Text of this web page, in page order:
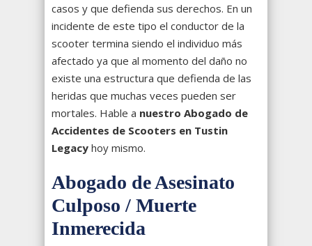
casos y que defienda sus derechos. En un
incidente de este tipo el conductor de la
scooter termina siendo el individuo más
afectado ya que al momento del daño no
existe una estructura que defienda de las
heridas que muchas veces pueden ser
mortales. Hable a nuestro Abogado de
Accidentes de Scooters en Tustin
Legacy hoy mismo.
Abogado de Asesinato
Culposo / Muerte
Inmerecida